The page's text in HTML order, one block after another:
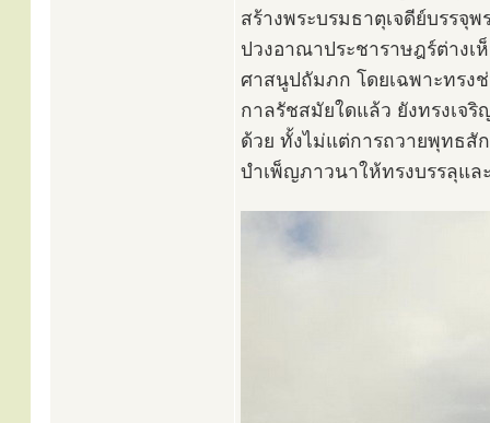
สร้างพระบรมธาตุเจดีย์บรรจุ
ปวงอาณาประชาราษฎร์ต่างเ
ศาสนูปถัมภก โดยเฉพาะทรง
กาลรัชสมัยใดแล้ว ยังทรงเจ
ด้วย ทั้งไม่แต่การถวายพุทธสั
บำเพ็ญภาวนาให้ทรงบรรลุและ